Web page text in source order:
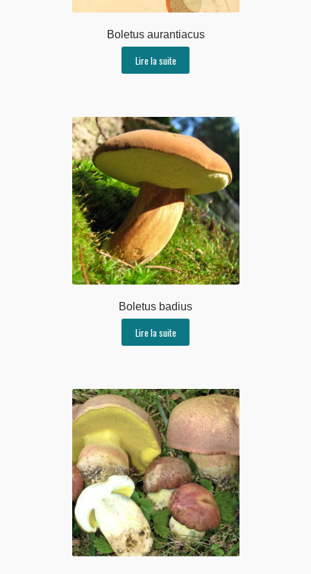
Boletus aurantiacus
Lire la suite
Boletus badius
Lire la suite